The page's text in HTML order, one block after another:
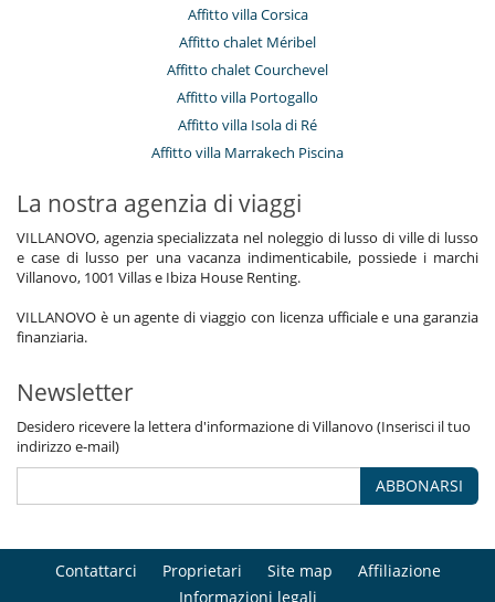
Affitto villa Corsica
Affitto chalet Méribel
Affitto chalet Courchevel
Affitto villa Portogallo
Affitto villa Isola di Ré
Affitto villa Marrakech Piscina
La nostra agenzia di viaggi
VILLANOVO, agenzia specializzata nel noleggio di lusso di ville di lusso
e case di lusso per una vacanza indimenticabile, possiede i marchi
Villanovo, 1001 Villas e Ibiza House Renting.
VILLANOVO è un agente di viaggio con licenza ufficiale e una garanzia
finanziaria.
Newsletter
Desidero ricevere la lettera d'informazione di Villanovo (Inserisci il tuo
indirizzo e-mail)
ABBONARSI
Contattarci Proprietari Site map
Affiliazione
Informazioni legali